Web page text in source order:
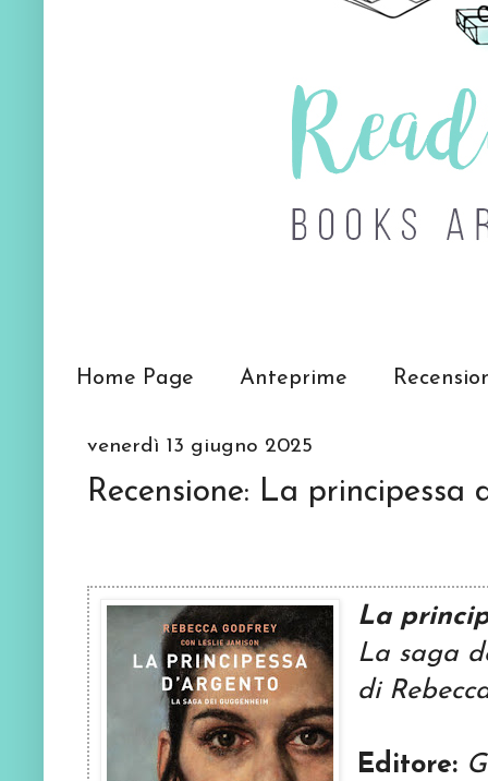
Home Page Anteprime
venerdì 13 giugno 2025
Recensione: La principessa
La
La saga
di
Editore: